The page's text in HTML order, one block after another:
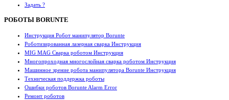
Задать ?
РОБОТЫ BORUNTE
Инструкция Робот манипулятор Borunte
Роботизированная лазерная сварка Инструкция
MIG MAG Сварка роботом Инструкция
Многопроходная многослойная сварка роботом Инструкция
Машинное зрение робота манипулятора Borunte Инструкция
Техническая поддержка роботы
Ошибки роботов Borunte Alarm Error
Ремонт роботов